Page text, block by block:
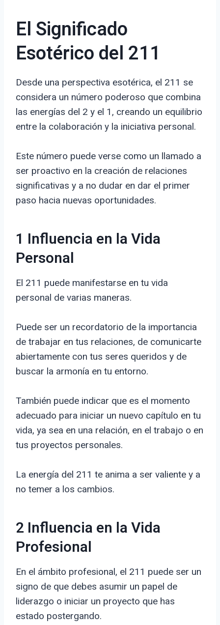
El Significado
Esotérico del 211
Desde una perspectiva esotérica, el 211 se
considera un número poderoso que combina
las energías del 2 y el 1, creando un equilibrio
entre la colaboración y la iniciativa personal.
Este número puede verse como un llamado a
ser proactivo en la creación de relaciones
significativas y a no dudar en dar el primer
paso hacia nuevas oportunidades.
1 Influencia en la Vida
Personal
El 211 puede manifestarse en tu vida
personal de varias maneras.
Puede ser un recordatorio de la importancia
de trabajar en tus relaciones, de comunicarte
abiertamente con tus seres queridos y de
buscar la armonía en tu entorno.
También puede indicar que es el momento
adecuado para iniciar un nuevo capítulo en tu
vida, ya sea en una relación, en el trabajo o en
tus proyectos personales.
La energía del 211 te anima a ser valiente y a
no temer a los cambios.
2 Influencia en la Vida
Profesional
En el ámbito profesional, el 211 puede ser un
signo de que debes asumir un papel de
liderazgo o iniciar un proyecto que has
estado postergando.